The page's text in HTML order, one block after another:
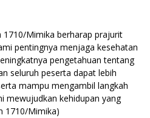
1710/Mimika berharap prajurit
pentingnya menjaga kesehatan
pengetahuan tentang
seluruh peserta dapat lebih
mampu mengambil langkah
mewujudkan kehidupan yang
1710/Mimika)